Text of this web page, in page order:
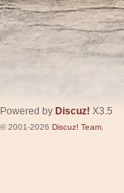
Powered by Discuz! X3.5
© 2001-2026 Discuz! Team